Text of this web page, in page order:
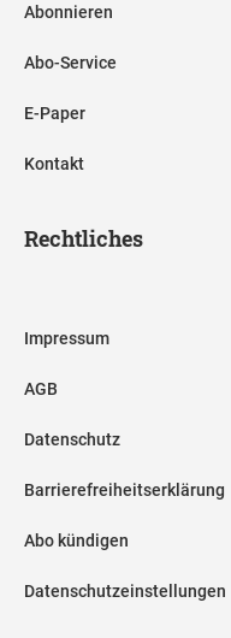
Abonnieren
Abo-Service
E-Paper
Kontakt
Rechtliches
Impressum
AGB
Datenschutz
Barrierefreiheitserklärung
Abo kündigen
Datenschutzeinstellungen